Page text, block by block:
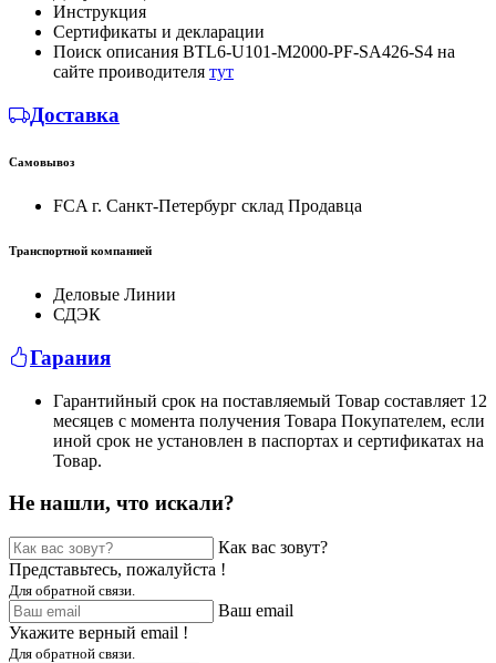
Инструкция
Сертификаты и декларации
Поиск описания BTL6-U101-M2000-PF-SA426-S4 на
сайте проиводителя тут
Доставка
Самовывоз
FCA г. Санкт-Петербург склад Продавца
Транспортной компанией
Деловые Линии
СДЭК
Гарания
Гарантийный срок на поставляемый Товар составляет 12
месяцев с момента получения Товара Покупателем, если
иной срок не установлен в паспортах и сертификатах на
Товар.
Не нашли, что искали?
Как вас зовут?
Представьтесь, пожалуйста !
Для обратной связи.
Ваш email
Укажите верный email !
Для обратной связи.